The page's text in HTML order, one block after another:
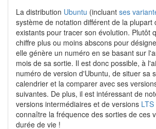
La distribution Ubuntu (incluant ses
système de notation différent de la plupart
existants pour tracer son évolution. Plutôt
chiffre plus ou moins abscons pour
elle génère un numéro en se basant sur
mois de sa sortie. Il est donc possible, à
numéro de version d'Ubuntu, de situer sa
calendrier et la comparer avec ses
suivantes. De plus, il est intéressant de
versions intermédiaires et de versions LTS
connaître la fréquence des sorties de ces
durée de vie !